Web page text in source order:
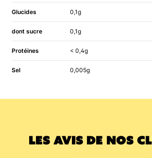
Glucides 0,1g
dont sucre 0,1g
Protéines < 0,4g
Sel 0,005g
LES AVIS DE NOS